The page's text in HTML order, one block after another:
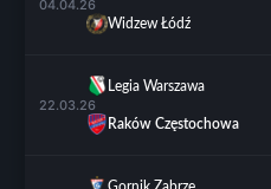
04.04.26
Widzew Łódź
22.03.26
Legia Warszawa
Raków Częstochowa